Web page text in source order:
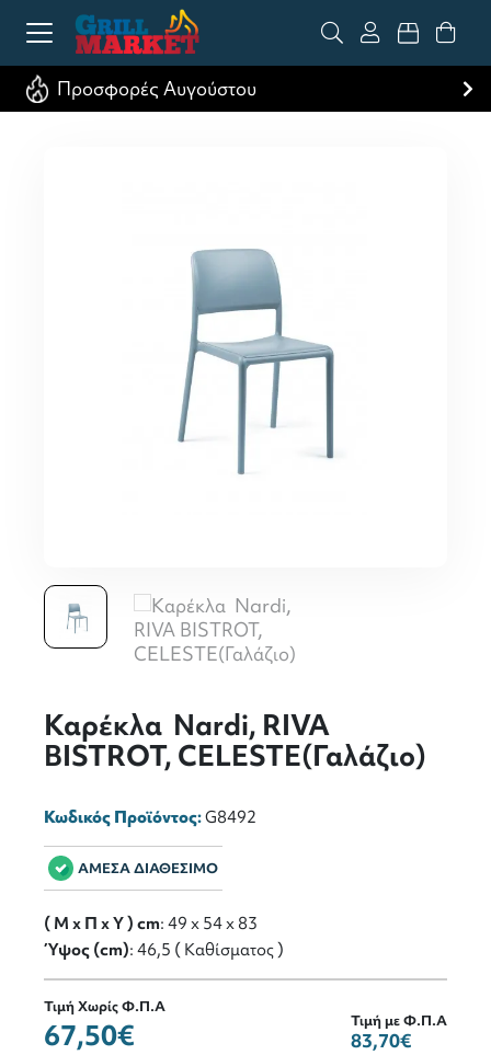
Προσφορές Αυγούστου
Καρέκλα Nardi, RIVA
BISTROT, CELESTE(Γαλάζιο)
Κωδικός Προϊόντος:G8492
ΑΜΕΣΑ ΔΙΑΘΕΣΙΜΟ
( M x Π x Y ) cm: 49 x 54 x 83
Ύψος (cm): 46,5 ( Καθίσματος )
Τιμή Χωρίς Φ.Π.Α
67,50€ Τιμή με Φ.Π.Α
83,70€